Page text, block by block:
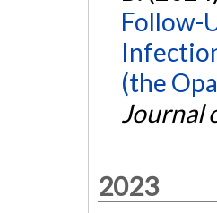
Follow-
(the
Journal
2023